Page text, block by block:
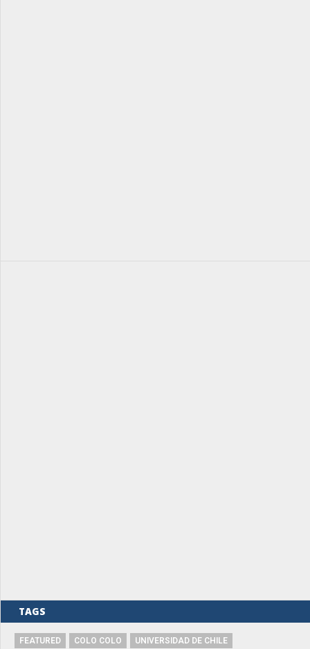
TAGS
FEATURED COLO COLO
UNIVERSIDAD DE CHILE